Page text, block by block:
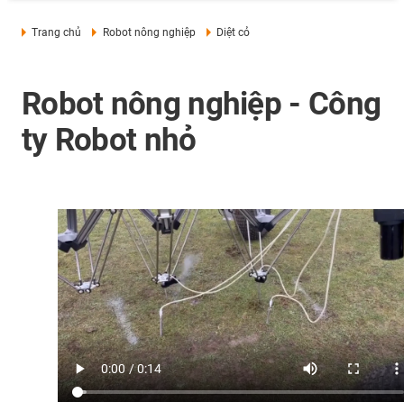
Trang chủ Robot nông nghiệp Diệt cỏ
Robot nông nghiệp - Công
ty Robot nhỏ